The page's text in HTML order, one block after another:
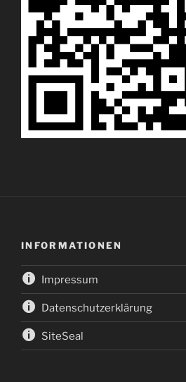
INFORMATIONEN
Impressum
Datenschutzerklärung
SiteSeal